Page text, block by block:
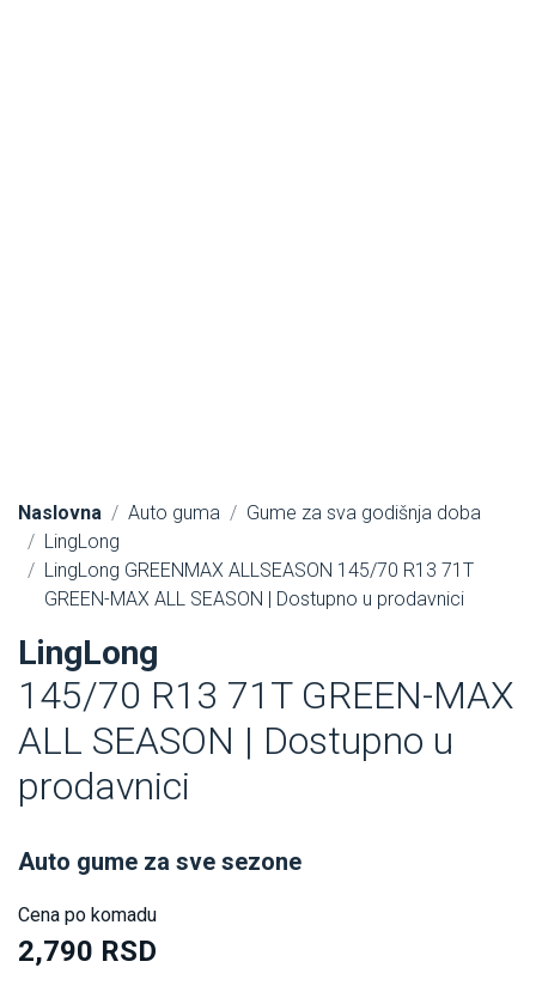
Naslovna Auto guma
Gume za sva godišnja doba
LingLong
LingLong GREENMAX ALLSEASON 145/70 R13 71T
GREEN-MAX ALL SEASON | Dostupno u prodavnici
LingLong
145/70 R13 71T GREEN-MAX
ALL SEASON | Dostupno u
prodavnici
Auto gume za sve sezone
Cena po komadu
2,790 RSD